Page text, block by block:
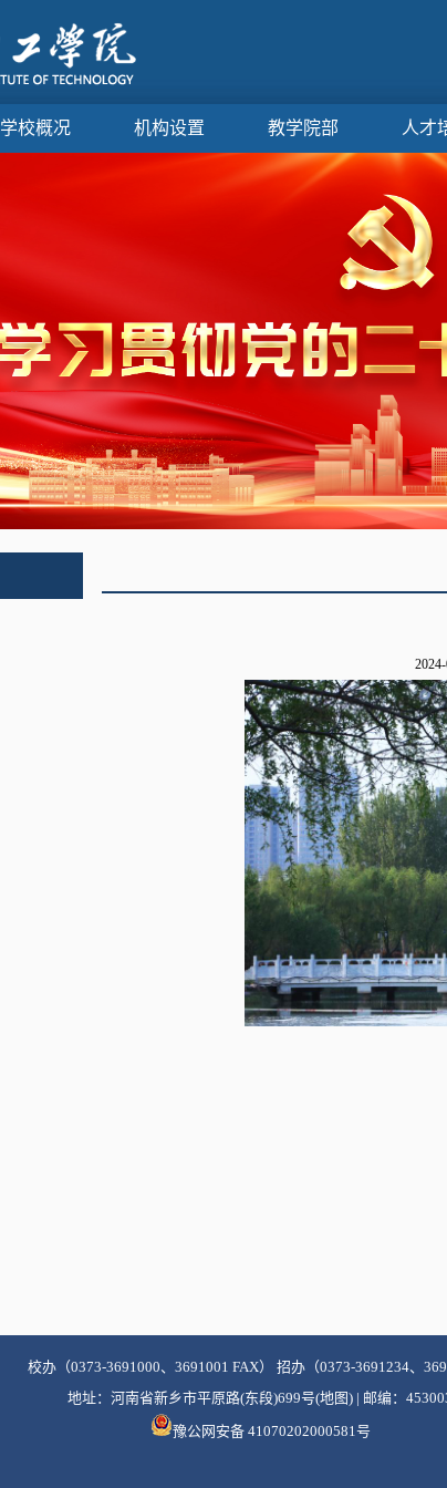
学校概况 机构设置 教学院部 人才
校办（0373-3691000、3691001 FAX） 招办（0373-3691234、
地址：河南省新乡市平原路(东段)699号(地图) | 邮编：
豫公网安备 41070202000581号